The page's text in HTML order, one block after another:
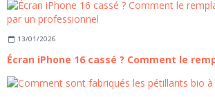
13/01/2026